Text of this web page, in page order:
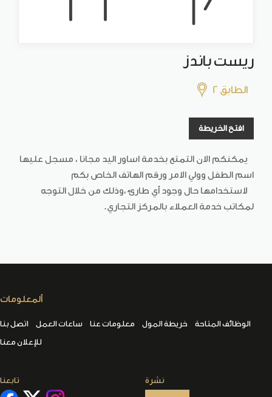
ريست باندز
الطابق 2
افتح الخريطة
يمكنكم الان التمتع بخدمة اساور اليد مجانا ، مسجل عليها
اسم الطفل وولي الامر ورقم الهاتف الخاص بكم
لاستخدامها حال وجود أي طارئ ،وذلك من خلال التوجه
لمكاتب خدمة العملاء بالمركز التجاري.
ألمعلومات
اتصل بنا ساعات العمل معلومات عنا خريطة المول
الوظائف المتاحة
للإعلان معنا
تابعنا نشرة